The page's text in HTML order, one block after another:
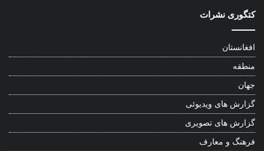
کتگوری نشرات
افغانستان
منطقه
جهان
گزارش های ویدیوئی
گزارش های تصویری
فرهنگ و معارف